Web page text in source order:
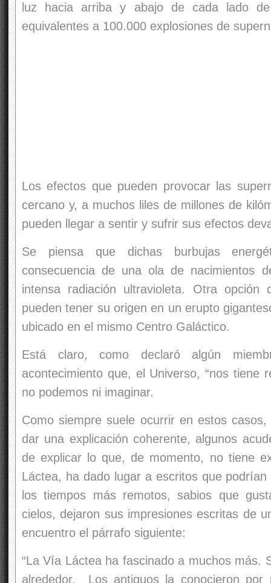
luz hacia arriba y abajo de cada lado
equivalentes a 100.000 explosiones de
Los efectos que pueden provocar las
cercano y, a muchos liles de millones de
pueden llegar a sentir y sufrir sus efectos
Se piensa que dichas burbujas
consecuencia de una ola de nacimientos
intensa radiación ultravioleta. Otra
pueden tener su origen en un erupto
ubicado en el mismo Centro Galáctico.
Está claro, como declaró algún
acontecimiento que, el Universo, “nos tiene
no podemos ni imaginar.
Como siempre suele ocurrir en estos
dar una explicación coherente, algunos
de explicar lo que, de momento, no tiene
Láctea, ha dado lugar a escritos que
los tiempos más remotos, sabios que
cielos, dejaron sus impresiones escritas de
encuentro el párrafo siguiente:
“La Vía Láctea ha fascinado a muchos más.
alrededor. Los antiguos la conocieron